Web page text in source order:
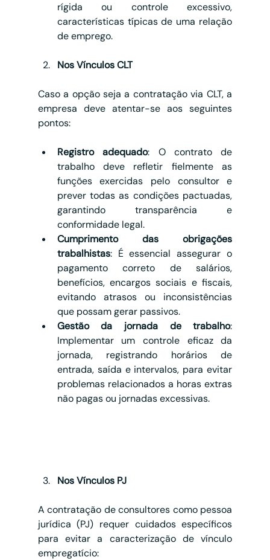
rígida ou controle excessivo,
características típicas de uma relação
de emprego.
Nos Vínculos CLT
Caso a opção seja a contratação via CLT, a
empresa deve atentar-se aos seguintes
pontos:
Registro adequado: O contrato de
trabalho deve refletir fielmente as
funções exercidas pelo consultor e
prever todas as condições pactuadas,
garantindo transparência e
conformidade legal.
Cumprimento das obrigações
trabalhistas: É essencial assegurar o
pagamento correto de salários,
benefícios, encargos sociais e fiscais,
evitando atrasos ou inconsistências
que possam gerar passivos.
Gestão da jornada de trabalho:
Implementar um controle eficaz da
jornada, registrando horários de
entrada, saída e intervalos, para evitar
problemas relacionados a horas extras
não pagas ou jornadas excessivas.
Nos Vínculos PJ
A contratação de consultores como pessoa
jurídica (PJ) requer cuidados específicos
para evitar a caracterização de vínculo
empregatício: